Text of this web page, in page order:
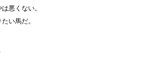
悪くない。
い馬だ。